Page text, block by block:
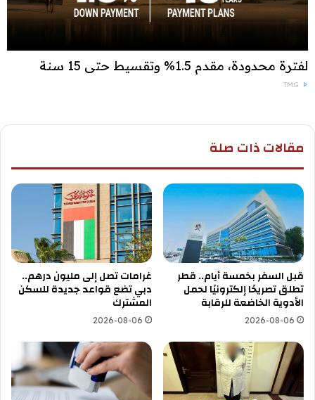
لفترة محدودة، مقدم 1.5% وتقسيط حتى 15 سنة
TMG
مقالات ذات صلة
قبل السفر بخمسة أيام.. قطر
تطلق تصريحًا إلكترونيًا لحمل
الأدوية الخاضعة للرقابة
2026-08-06
غرامات تصل إلى مليون درهم..
دبي تضع قواعد جديدة للسكن
المشترك
2026-08-06